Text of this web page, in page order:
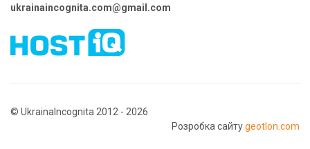
ukrainaincognita.com@gmail.com
© UkrainaIncognita 2012 - 2026
Розробка сайтуgeotlon.com